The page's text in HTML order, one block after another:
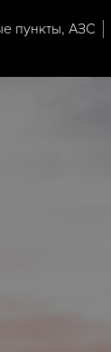
пункты, АЗС